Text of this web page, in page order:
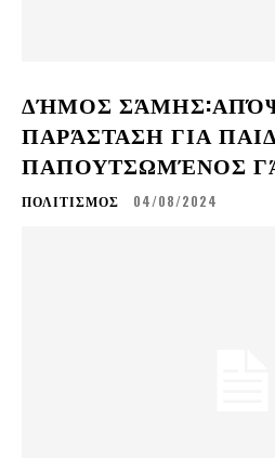
ΔΉΜΟΣ
ΠΑΡΆΣΤΑΣΗ ΓΙΑ
ΠΑΠΟΥΤΣΩΜΈΝΟΣ
ΠΟΛΙΤΙΣΜΟΣ 04/08/2024